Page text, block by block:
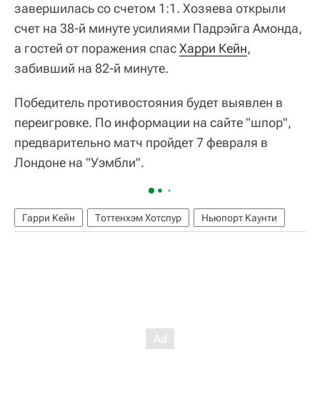
завершилась со счетом 1:1. Хозяева открыли
счет на 38-й минуте усилиями Падрэйга Амонда,
а гостей от поражения спасХарри Кейн,
забивший на 82-й минуте.
Победитель противостояния будет выявлен в
переигровке. По информации на сайте "шпор",
предварительно матч пройдет 7 февраля в
Лондоне на "Уэмбли".
Гарри Кейн Тоттенхэм Хотспур Ньюпорт Каунти